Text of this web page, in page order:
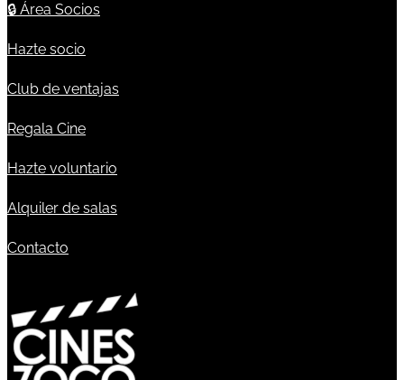
🔒 Área Socios
Hazte socio
Club de ventajas
Regala Cine
Hazte voluntario
Alquiler de salas
Contacto